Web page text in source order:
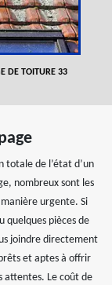
DE TOITURE 33
totale de l’état d’un
nombreux sont les
urgente. Si
quelques pièces de
joindre directement
et aptes à offrir
attentes. Le coût de